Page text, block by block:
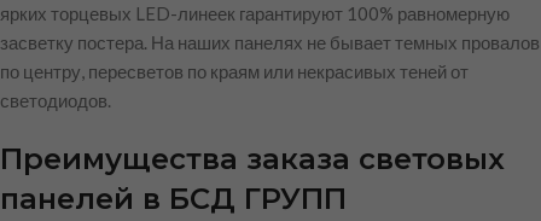
ярких торцевых LED-линеек гарантируют 100% равномерную
засветку постера. На наших панелях не бывает темных провалов
по центру, пересветов по краям или некрасивых теней от
светодиодов.
Преимущества заказа световых
панелей в БСД ГРУПП